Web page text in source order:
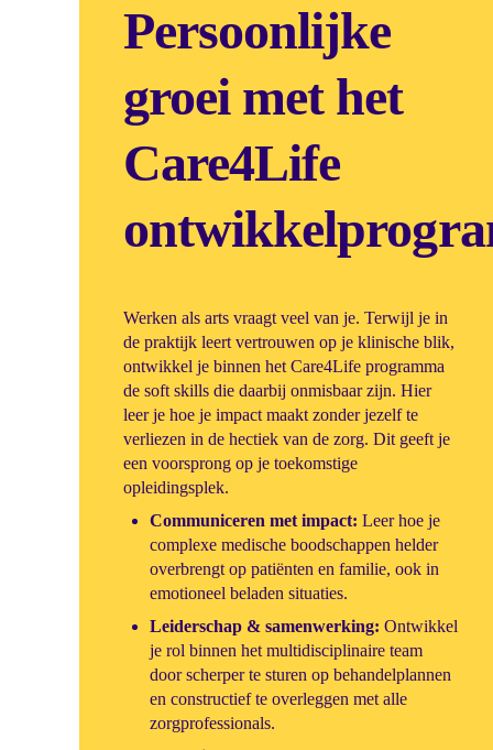
Persoonlijke
groei met het
Care4Life
Werken als arts vraagt veel van je. Terwijl je in
de praktijk leert vertrouwen op je klinische blik,
ontwikkel je binnen het Care4Life programma
de soft skills die daarbij onmisbaar zijn. Hier
leer je hoe je impact maakt zonder jezelf te
verliezen in de hectiek van de zorg. Dit geeft je
een voorsprong op je toekomstige
opleidingsplek.
Communiceren met impact: Leer hoe je
complexe medische boodschappen helder
overbrengt op patiënten en familie, ook in
emotioneel beladen situaties.
Leiderschap & samenwerking: Ontwikkel
je rol binnen het multidisciplinaire team
door scherper te sturen op behandelplannen
en constructief te overleggen met alle
zorgprofessionals.